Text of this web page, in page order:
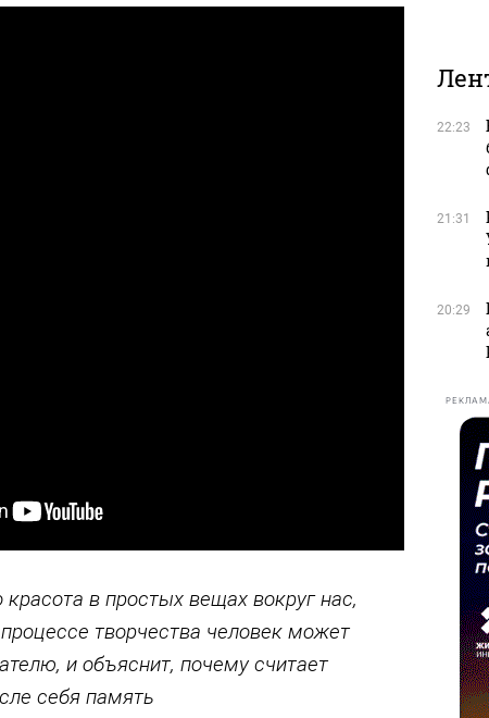
в простых вещах вокруг нас,
творчества человек может
и объяснит, почему считает
себя память
22:23
21:31
20:29